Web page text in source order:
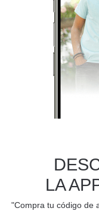
LA
"Compra tu código de